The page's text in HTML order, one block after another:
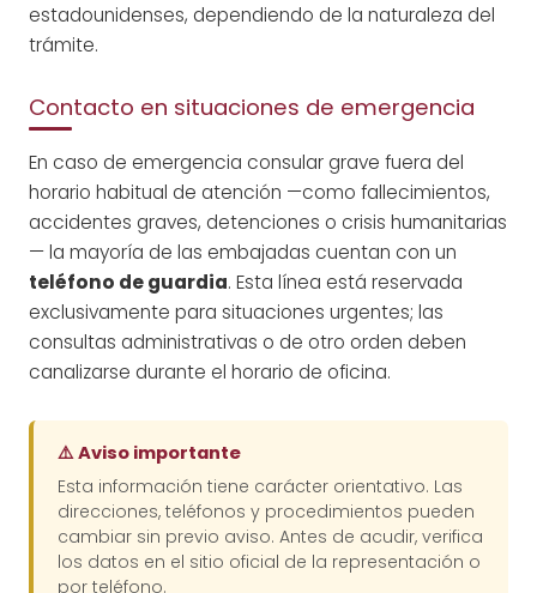
estadounidenses, dependiendo de la naturaleza del
trámite.
Contacto en situaciones de emergencia
En caso de emergencia consular grave fuera del
horario habitual de atención —como fallecimientos,
accidentes graves, detenciones o crisis humanitarias
— la mayoría de las embajadas cuentan con un
teléfono de guardia. Esta línea está reservada
exclusivamente para situaciones urgentes; las
consultas administrativas o de otro orden deben
canalizarse durante el horario de oficina.
⚠️ Aviso importante
Esta información tiene carácter orientativo. Las
direcciones, teléfonos y procedimientos pueden
cambiar sin previo aviso. Antes de acudir, verifica
los datos en el sitio oficial de la representación o
por teléfono.